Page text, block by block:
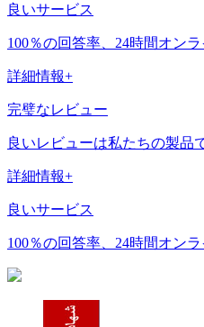
良いサービス
100％の回答率、24時間オンラ
詳細情報+
完璧なレビュー
良いレビューは私たちの製品
詳細情報+
良いサービス
100％の回答率、24時間オンラ